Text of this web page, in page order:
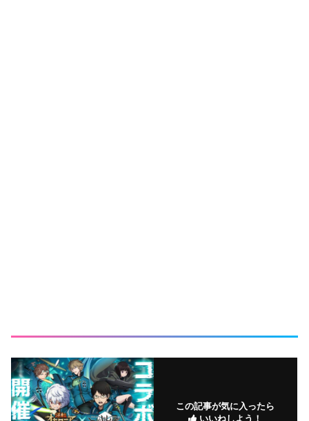
この記事が気に入ったら
いいねしよう！